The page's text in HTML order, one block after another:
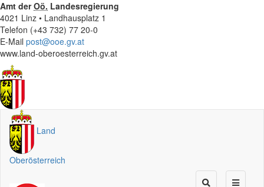
Amt derOö. Landesregierung
4021 Linz • Landhausplatz 1
Telefon (+43 732) 77 20-0
E-Mail post@ooe.gv.at
www.land-oberoesterreich.gv.at
Land
Oberösterreich